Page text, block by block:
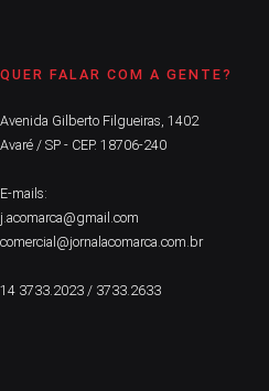
QUER FALAR COM A GENTE?
Avenida Gilberto Filgueiras, 1402
Avaré / SP - CEP. 18706-240
E-mails:
j.acomarca@gmail.com
comercial@jornalacomarca.com.br
14 3733.2023 / 3733.2633